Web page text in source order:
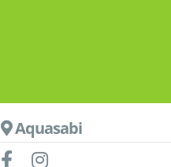
Aquasabi